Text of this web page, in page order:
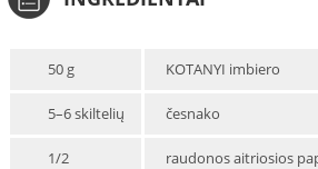
50 g KOTANYI imbiero
5–6 skiltelių česnako
1/2 raudonos aitriosios